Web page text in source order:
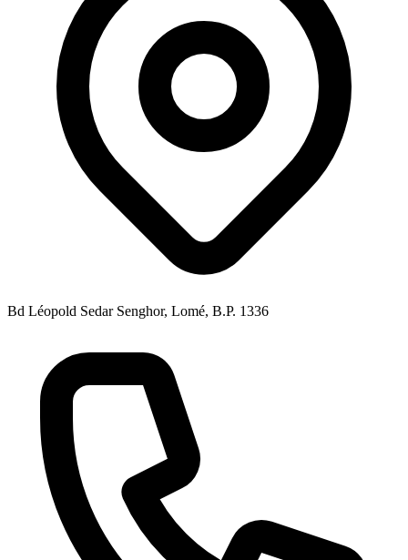
Bd Léopold Sedar Senghor, Lomé, B.P. 1336